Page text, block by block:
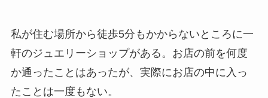
私が住む場所から徒歩5分もかからないところに一
軒のジュエリーショップがある。お店の前を何度
か通ったことはあったが、実際にお店の中に入っ
たことは一度もない。